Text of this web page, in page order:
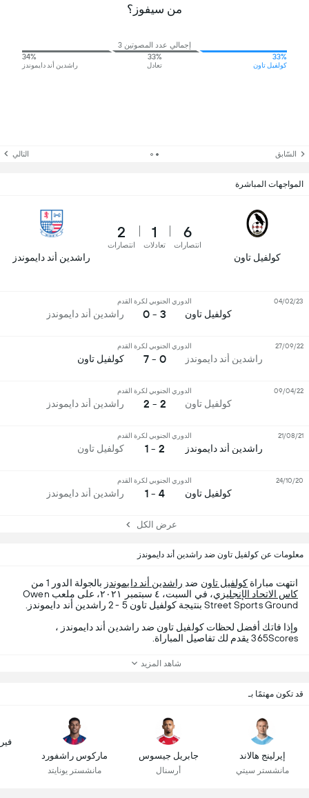
من سيفوز؟
إجمالي عدد المصوتين 3
33%
كولفيل تاون
33%
تعادل
34%
راشدين أند دايموندز
السّابق التالي
المواجهات المباشرة
كولفيل تاون
6
انتصارات
1
تعادلات
2
انتصارات
راشدين أند دايموندز
كولفيل تاون
الدوري الجنوبي لكرة القدم
3 - 0 راشدين أند دايموندز
04/02/23
راشدين أند دايموندز
الدوري الجنوبي لكرة القدم
0 - 7 كولفيل تاون
27/09/22
كولفيل تاون
الدوري الجنوبي لكرة القدم
2 - 2 راشدين أند دايموندز
09/04/22
راشدين أند دايموندز
الدوري الجنوبي لكرة القدم
2 - 1 كولفيل تاون
21/08/21
كولفيل تاون
الدوري الجنوبي لكرة القدم
4 - 1 راشدين أند دايموندز
24/10/20
عرض الكل
معلومات عن كولفيل تاون ضد راشدين أند دايموندز
انتهت مباراة كولفيل تاون ضد راشدين أند دايموندز بالجولة الدور 1 من
كاس الاتحاد الإنجليزي
، في السبت، ٤ سبتمبر ٢٠٢١، على ملعب Owen
Street Sports Ground بنتيجة كولفيل تاون 5 - 2 راشدين أند دايموندز.
وإذا فاتك أفضل لحظات كولفيل تاون ضد راشدين أند دايموندز ،
365Scores يقدم لك تفاصيل المباراة.
شاهد المزيد
قد تكون مهتمًا بـ
إيرلينج هالاند
مانشستر سيتي
جابريل جيسوس
أرسنال
ماركوس راشفورد
مانشستر يونايتد